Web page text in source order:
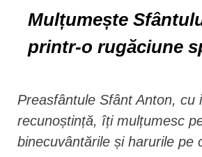
Mulțumește
printr-o rugăciune
Preasfântule Sfânt Anton, cu
recunoștință, îți mulțumesc
binecuvântările și harurile pe